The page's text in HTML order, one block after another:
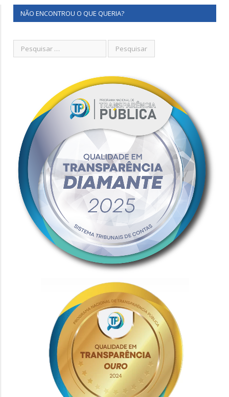
NÃO ENCONTROU O QUE QUERIA?